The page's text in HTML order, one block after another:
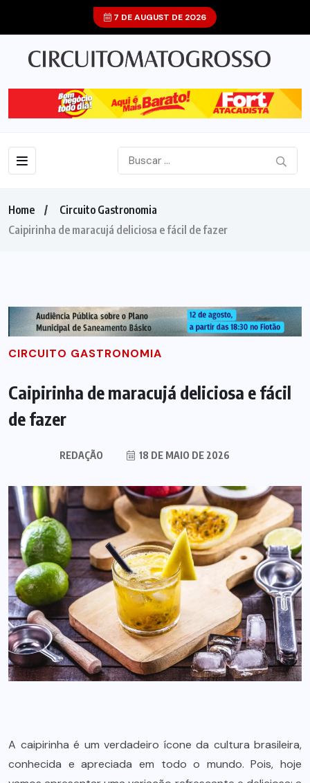
7 DE AUGUST DE 2026
Home
Circuito Gastronomia
Caipirinha de maracujá deliciosa e fácil de fazer
CIRCUITO GASTRONOMIA
Caipirinha de maracujá deliciosa e fácil
de fazer
REDAÇÃO 18 DE MAIO DE 2026
A caipirinha é um verdadeiro ícone da cultura brasileira,
conhecida e apreciada em todo o mundo. Pois, hoje